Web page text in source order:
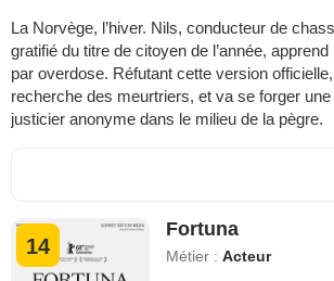
La Norvège, l’hiver. Nils, conducteur de
gratifié du titre de citoyen de l’année,
par overdose. Réfutant cette version
recherche des meurtriers, et va se forger
justicier anonyme dans le milieu de la pègre.
14
Fortuna
Métier :Acteur